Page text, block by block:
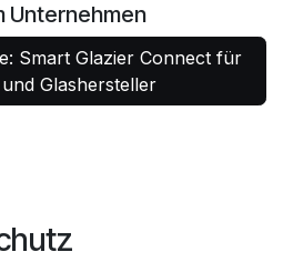
Unternehmen
Smart Glazier Connect für
Glashersteller